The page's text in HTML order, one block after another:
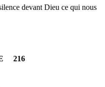
devant Dieu ce qui nous
216